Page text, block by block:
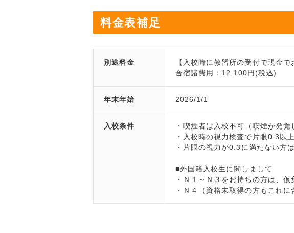
料金表補足
別途料金
【入校時に教習所の受付で現金で
合宿諸費用：12,100円(税込)
年末年始 2026/1/1
入校条件
・喫煙者は入校不可（喫煙が発覚
・入校時の視力検査で片眼0.3以
・片眼の視力が0.3に満たない方
■外国籍入校生に関しまして
・Ｎ１～Ｎ３をお持ちの方は、
・Ｎ４（資格未取得の方もこれ